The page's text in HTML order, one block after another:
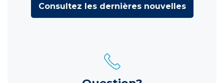
Consultez les dernières nouvelles